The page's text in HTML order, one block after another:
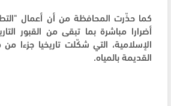
كما حذّرت المحافظة من أن أعمال
أضرارا مباشرة بما تبقى من القبور
الإسلامية، التي شكّلت تاريخيا جزءا
القديمة بالمياه.